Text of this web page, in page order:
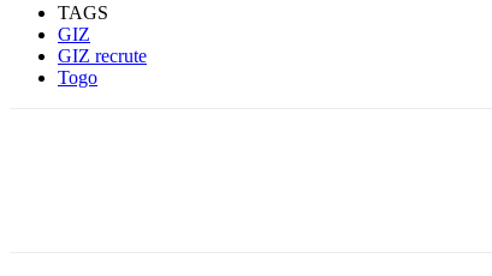
TAGS
GIZ
GIZ recrute
Togo